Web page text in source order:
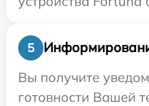
5
Вы получите
готовности Вашей